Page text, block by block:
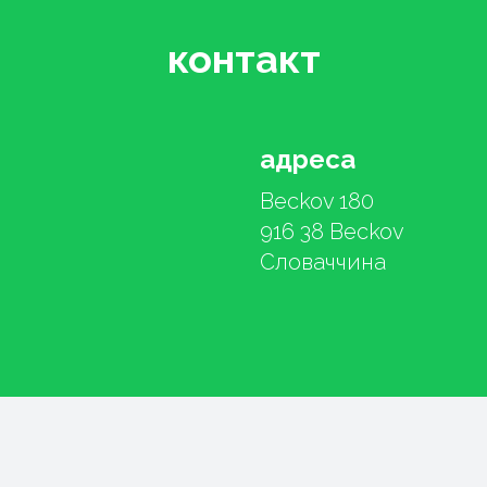
контакт
адреса
Beckov 180
916 38 Beckov
Словаччина